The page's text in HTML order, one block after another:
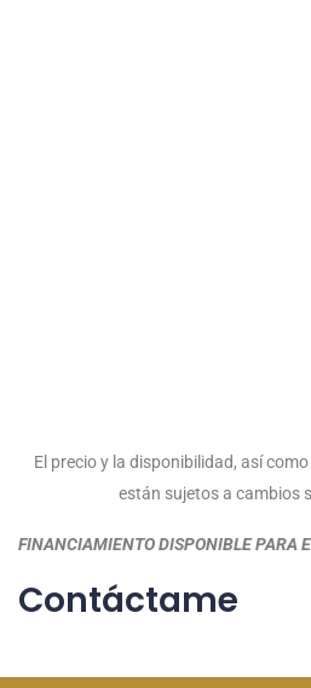
El precio y la disponibilidad, así
están sujetos a cambios
FINANCIAMIENTO DISPONIBLE PARA
Contáctame